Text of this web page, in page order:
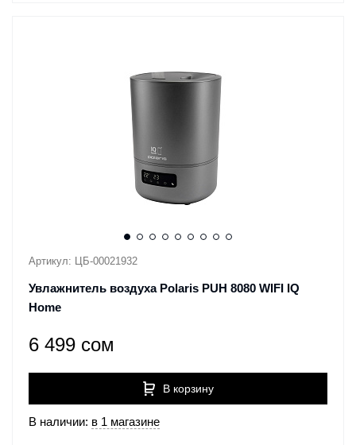
Артикул: ЦБ-00021932
Увлажнитель воздуха Polaris PUH 8080 WIFI IQ
Home
6 499 сом
В корзину
В наличии: в 1 магазине